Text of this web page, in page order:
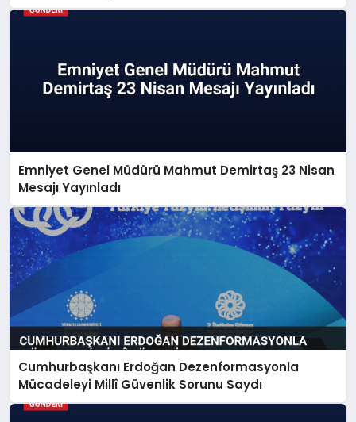
Emniyet Genel Müdürü Mahmut Demirtaş 23 Nisan
Mesajı Yayınladı
Cumhurbaşkanı Erdoğan Dezenformasyonla
Mücadeleyi Millî Güvenlik Sorunu Saydı